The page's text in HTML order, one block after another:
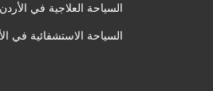
السياحة العلاجية في الأردن
السياحة الاستشفائية في